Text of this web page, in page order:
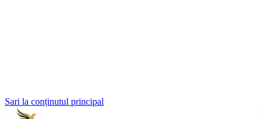
Sari la conținutul principal